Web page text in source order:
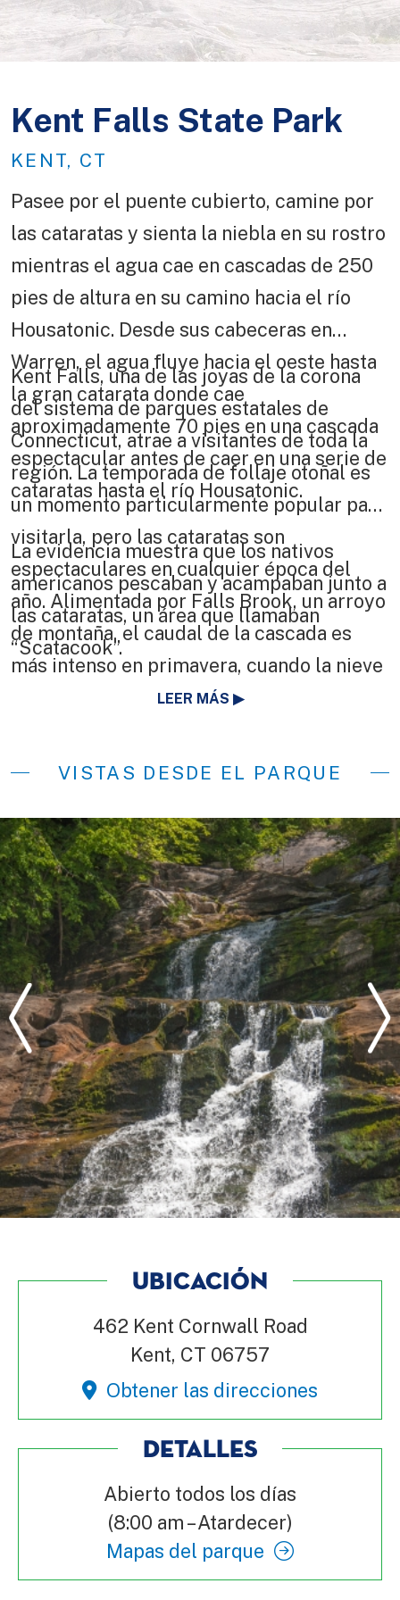
Kent Falls State Park
KENT, CT
Pasee por el puente cubierto, camine por
las cataratas y sienta la niebla en su rostro
mientras el agua cae en cascadas de 250
pies de altura en su camino hacia el río
Housatonic. Desde sus cabeceras en
Warren, el agua fluye hacia el oeste hasta
la gran catarata donde cae
aproximadamente 70 pies en una cascada
espectacular antes de caer en una serie de
cataratas hasta el río Housatonic.
Kent Falls, una de las joyas de la corona
del sistema de parques estatales de
Connecticut, atrae a visitantes de toda la
región. La temporada de follaje otoñal es
un momento particularmente popular para
visitarla, pero las cataratas son
espectaculares en cualquier época del
año. Alimentada por Falls Brook, un arroyo
de montaña, el caudal de la cascada es
más intenso en primavera, cuando la nieve
del invierno se está derritiendo, pero una
mismo efecto asombroso. Y el invierno es
cataratas sin multitudes (aunque tal vez
sea mejor evitar las escaleras de piedra si
está helado).
La evidencia muestra que los nativos
americanos pescaban y acampaban junto a
las cataratas, un área que llamaban
“Scatacook”.
LEER MÁS
VISTAS DESDE EL PARQUE
UBICACIÓN
462 Kent Cornwall Road
Kent, CT 06757
Obtener las direcciones
DETALLES
Abierto todos los días
(8:00 am – Atardecer)
Mapas del parque